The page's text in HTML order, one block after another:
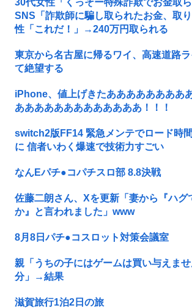
SNS「詐欺師に騙し取られたお金、取
性「これだ！」→240万円取られる
東京から名古屋に帰るワイ、高速道路
て絶望する
iPhone、値上げきたああああああああ
あああああああああああああ！！！
switch2版FF14 緊急メンテでロード時
に 信者いわく爆速で技術力すごい
なんEパチ●コパチスロ部 8.8決戦
佐藤二朗さん、Xを更新「妻から『ハグ
か』と言われました」www
8月8日パチ●コスロット対策会議室
親「うちの子にはゲームは買い与えま
分」→結果
滋賀旅行1泊2日の旅